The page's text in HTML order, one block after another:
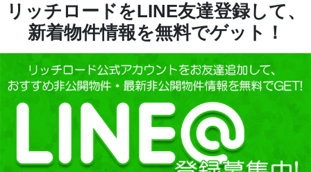
リッチロードをLINE友達登録して、
新着物件情報を無料でゲット！